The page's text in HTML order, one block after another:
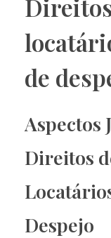
de
Aspectos
Direitos
Despejo